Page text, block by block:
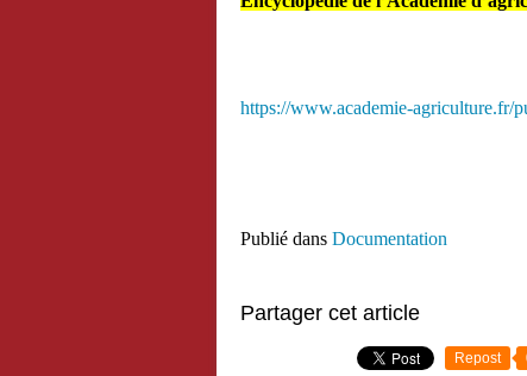
https://www.academie-agriculture.fr/
Publié dans Documentation
Partager cet article
Repost